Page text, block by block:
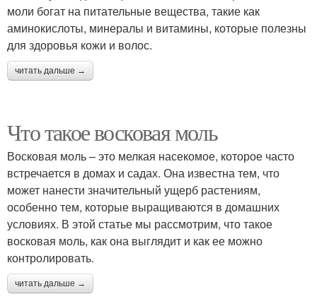
моли богат на питательные вещества, такие как
аминокислоты, минералы и витамины, которые полезны
для здоровья кожи и волос.
читать дальше →
Что такое восковая моль
Восковая моль – это мелкая насекомое, которое часто
встречается в домах и садах. Она известна тем, что
может нанести значительный ущерб растениям,
особенно тем, которые выращиваются в домашних
условиях. В этой статье мы рассмотрим, что такое
восковая моль, как она выглядит и как ее можно
контролировать.
читать дальше →